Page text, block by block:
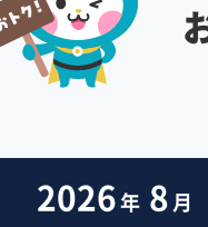
2026年 8月